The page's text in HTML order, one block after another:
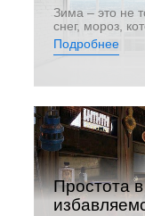
Зима – это не
снег, мороз,
потребность в
помещения
теплопотери.
Подробнее
Простота